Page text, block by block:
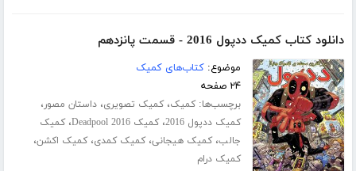
دانلود کتاب کمیک ددپول 2016 - قسمت پانزدهم
موضوع:کتاب‌های کمیک
۲۴ صفحه
برچسب‌ها:کمیک،کمیک تصویری،داستان مصور،
کمیک ددپول 2016 ،کمیک Deadpool 2016 ،کمیک
جالب،کمیک هیجانی،کمیک کمدی،کمیک اکشن،
کمیک درام